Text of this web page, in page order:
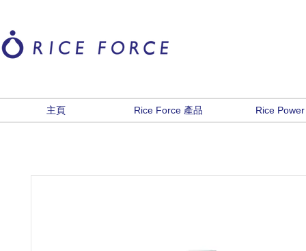
主頁 Rice Force 產品 Rice Power